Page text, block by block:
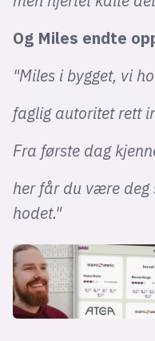
Og Miles endte
"Miles i bygget, vi
faglig autoritet rett
Fra første dag
her får du være
hodet."